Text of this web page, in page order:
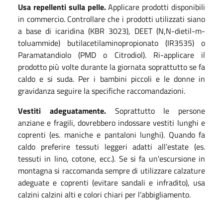
Usa repellenti sulla pelle.Applicare prodotti disponibili
in commercio. Controllare che i prodotti utilizzati siano
a base di icaridina (KBR 3023), DEET (N,N-dietil-m-
toluammide) butilacetilaminopropionato (IR3535) o
Paramatandiolo (PMD o Citrodiol). Ri-applicare il
prodotto più volte durante la giornata soprattutto se fa
caldo e si suda. Per i bambini piccoli e le donne in
gravidanza seguire la specifiche raccomandazioni.
Vestiti adeguatamente.Soprattutto le persone
anziane e fragili, dovrebbero indossare vestiti lunghi e
coprenti (es. maniche e pantaloni lunghi). Quando fa
caldo preferire tessuti leggeri adatti all’estate (es.
tessuti in lino, cotone, ecc.). Se si fa un'escursione in
montagna si raccomanda sempre di utilizzare calzature
adeguate e coprenti (evitare sandali e infradito), usa
calzini calzini alti e colori chiari per l’abbigliamento.